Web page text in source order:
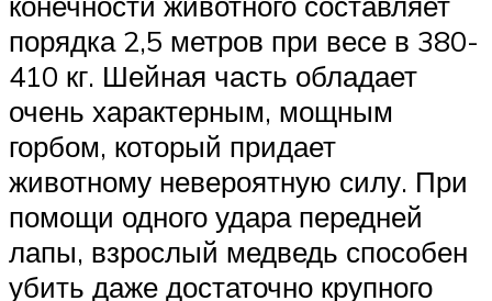
порядка 2,5 метров при весе в 380-
410 кг. Шейная часть обладает
очень характерным, мощным
горбом, который придает
животному невероятную силу. При
помощи одного удара передней
лапы, взрослый медведь способен
убить даже достаточно крупного